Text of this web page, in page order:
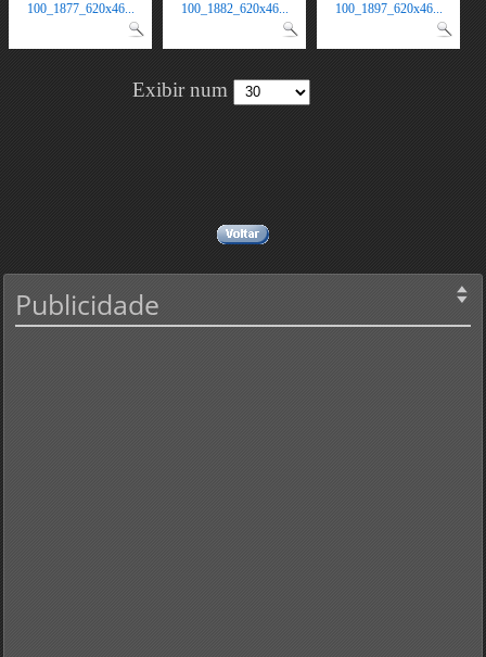
100_1877_620x46... 100_1882_620x46... 100_1897_620x46...
Exibir num
Publicidade